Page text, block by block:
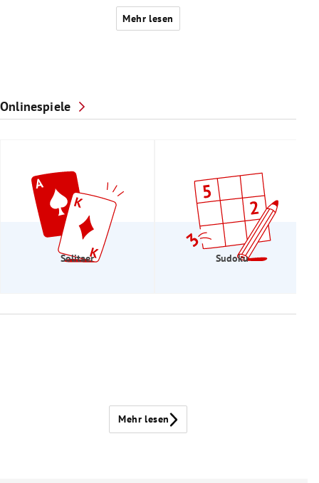
Mehr lesen
Onlinespiele
Solitaer Sudoku
Mehr lesen